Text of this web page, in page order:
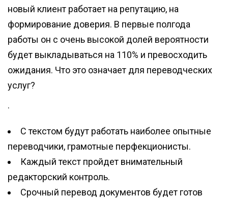
новый клиент работает на репутацию, на
формирование доверия. В первые полгода
работы он с очень высокой долей вероятности
будет выкладываться на 110% и превосходить
ожидания. Что это означает для переводческих
услуг?
·
С текстом будут работать наиболее опытные
переводчики, грамотные перфекционисты.
Каждый текст пройдет внимательный
редакторский контроль.
Срочный перевод документов будет готов